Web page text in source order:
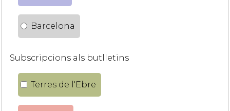
Barcelona
Subscripcions als butlletins
Terres de l'Ebre